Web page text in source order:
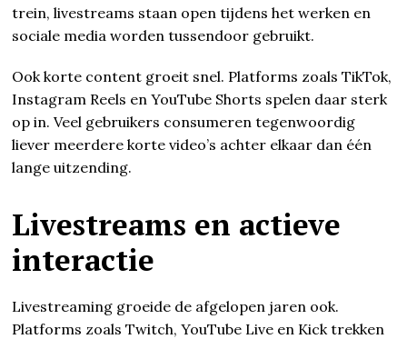
trein, livestreams staan open tijdens het werken en
sociale media worden tussendoor gebruikt.
Ook korte content groeit snel. Platforms zoals TikTok,
Instagram Reels en YouTube Shorts spelen daar sterk
op in. Veel gebruikers consumeren tegenwoordig
liever meerdere korte video’s achter elkaar dan één
lange uitzending.
Livestreams en actieve
interactie
Livestreaming groeide de afgelopen jaren ook.
Platforms zoals Twitch, YouTube Live en Kick trekken